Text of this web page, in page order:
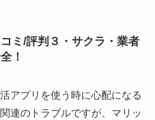
ミ/評判３・サクラ・業者
！
アプリを使う時に心配になる
連のトラブルですが、マリッ